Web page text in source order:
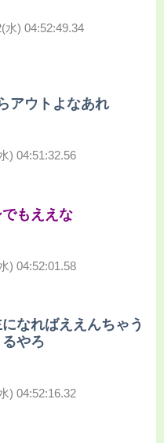
水) 04:52:49.34
アウトよなあれ
) 04:51:32.56
もええな
) 04:52:01.58
なればええんちゃう
やろ
) 04:52:16.32